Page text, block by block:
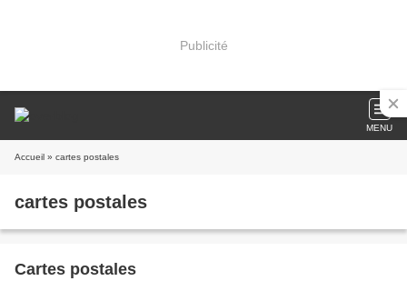
Publicité
MENU
Accueil » cartes postales
cartes postales
Cartes postales